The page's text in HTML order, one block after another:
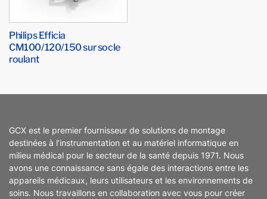
Philips Efficia
CM100/120/150 sur socle
roulant
GCX est le premier fournisseur de solutions de montage
destinées à l’instrumentation et au matériel informatique en
milieu médical pour le secteur de la santé depuis 1971. Nous
avons une connaissance sans égale des interactions entre les
appareils médicaux, leurs utilisateurs et les environnements de
soins. Nous travaillons en collaboration avec vous pour créer